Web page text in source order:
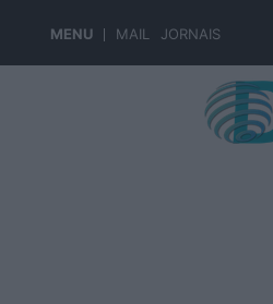
MENU MAIL JORNAIS